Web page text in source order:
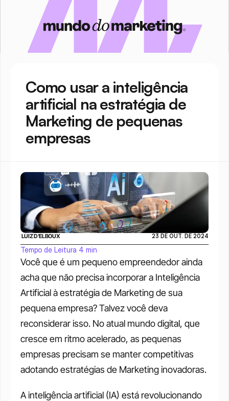
Como usar a inteligência
artificial na estratégia de
Marketing de pequenas
empresas
Você que é um pequeno empreendedor ainda
acha que não precisa incorporar a Inteligência
Artificial à estratégia de Marketing de sua
pequena empresa? Talvez você deva
reconsiderar isso. No atual mundo digital, que
cresce em ritmo acelerado, as pequenas
empresas precisam se manter competitivas
adotando estratégias de Marketing inovadoras.
A inteligência artificial (IA) está revolucionando
LUIZ D'ELBOUX 23 DE OUT. DE 2024
Tempo de Leitura 4 min